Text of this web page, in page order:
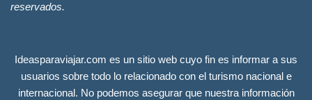
reservados.
Ideasparaviajar.com es un sitio web cuyo fin es informar a sus
usuarios sobre todo lo relacionado con el turismo nacional e
internacional. No podemos asegurar que nuestra información